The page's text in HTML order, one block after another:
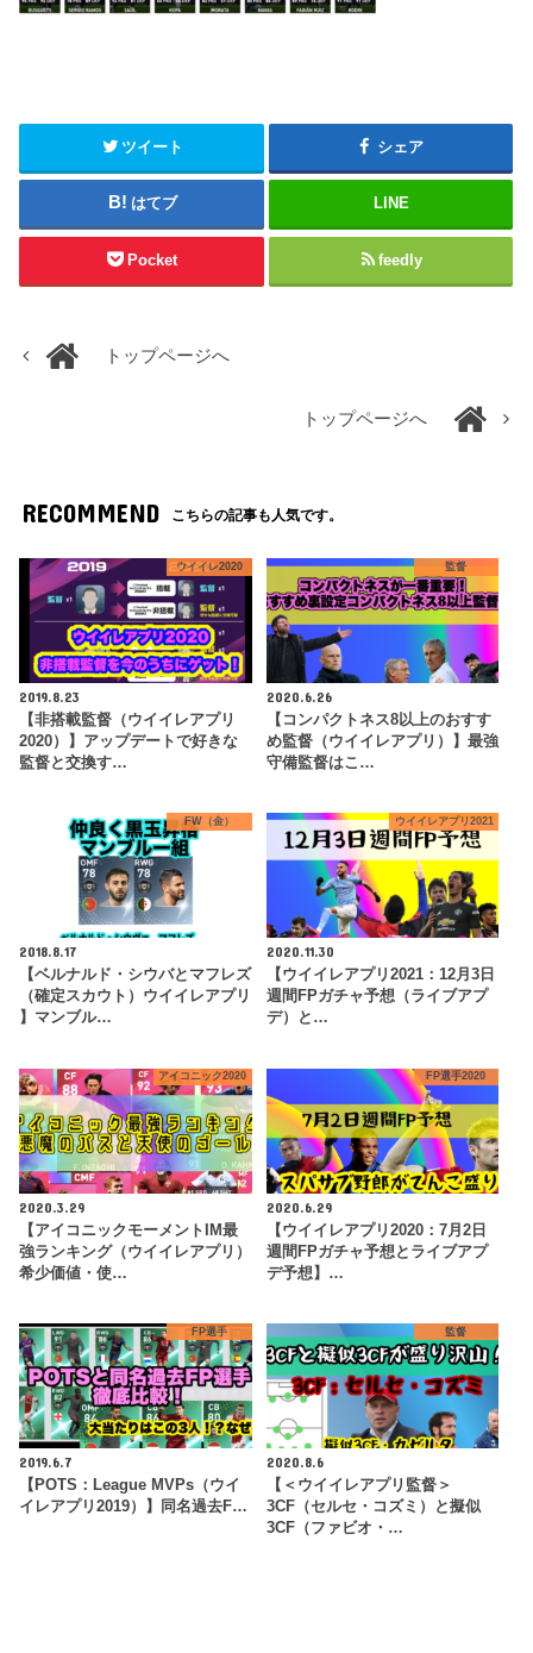
ツイート シェア
はてブ LINE
Pocket feedly
トップページへ
トップページへ
RECOMMEND こちらの記事も人気です。
ウイイレ2020
2019.8.23
【非搭載監督（ウイイレアプリ
2020）】アップデートで好きな
監督と交換す…
監督
2020.6.26
【コンパクトネス8以上のおすす
め監督（ウイイレアプリ）】最強
守備監督はこ…
FW（金）
2018.8.17
【ベルナルド・シウバとマフレズ
（確定スカウト）ウイイレアプリ
】マンブル…
ウイイレアプリ2021
2020.11.30
【ウイイレアプリ2021：12月3日
週間FPガチャ予想（ライブアプ
デ）と…
アイコニック2020
2020.3.29
【アイコニックモーメントIM最
強ランキング（ウイイレアプリ）
希少価値・使…
FP選手2020
2020.6.29
【ウイイレアプリ2020：7月2日
週間FPガチャ予想とライブアプ
デ予想】…
FP選手
2019.6.7
【POTS：League MVPs（ウイ
イレアプリ2019）】同名過去F…
監督
2020.8.6
【＜ウイイレアプリ監督＞
3CF（セルセ・コズミ）と擬似
3CF（ファビオ・…